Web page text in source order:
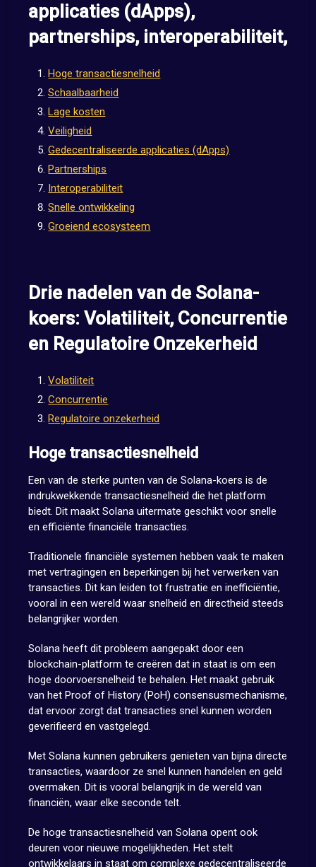
applicaties (dApps),
partnerships, interoperabiliteit,
Hoge transactiesnelheid
Schaalbaarheid
Lage kosten
Veiligheid
Gedecentraliseerde applicaties (dApps)
Partnerships
Interoperabiliteit
Snelle ontwikkeling
Groeiend ecosysteem
Drie nadelen van de Solana-
koers: Volatiliteit, Concurrentie
en Regulatoire Onzekerheid
Volatiliteit
Concurrentie
Regulatoire onzekerheid
Hoge transactiesnelheid
Een van de sterke punten van de Solana-koers is de
indrukwekkende transactiesnelheid die het platform
biedt. Dit maakt Solana uitermate geschikt voor snelle
en efficiënte financiële transacties.
Traditionele financiële systemen hebben vaak te maken
met vertragingen en beperkingen bij het verwerken van
transacties. Dit kan leiden tot frustratie en inefficiëntie,
vooral in een wereld waar snelheid en directheid steeds
belangrijker worden.
Solana heeft dit probleem aangepakt door een
blockchain-platform te creëren dat in staat is om een
hoge doorvoersnelheid te behalen. Het maakt gebruik
van het Proof of History (PoH) consensusmechanisme,
dat ervoor zorgt dat transacties snel kunnen worden
geverifieerd en vastgelegd.
Met Solana kunnen gebruikers genieten van bijna directe
transacties, waardoor ze snel kunnen handelen en geld
overmaken. Dit is vooral belangrijk in de wereld van
financiën, waar elke seconde telt.
De hoge transactiesnelheid van Solana opent ook
deuren voor nieuwe mogelijkheden. Het stelt
ontwikkelaars in staat om complexe gedecentraliseerde